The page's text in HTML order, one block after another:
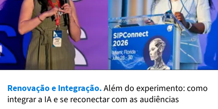
Renovação e Integração.Além do experimento: como
integrar a IA e se reconectar com as audiências